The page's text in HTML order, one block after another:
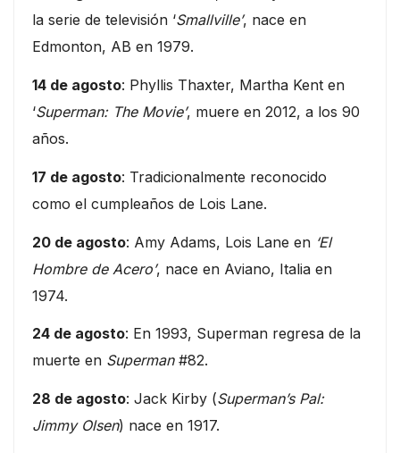
la serie de televisión ‘Smallville’, nace en
Edmonton, AB en 1979.
14 de agosto: Phyllis Thaxter, Martha Kent en
‘Superman: The Movie’, muere en 2012, a los 90
años.
17 de agosto: Tradicionalmente reconocido
como el cumpleaños de Lois Lane.
20 de agosto: Amy Adams, Lois Lane en ‘El
Hombre de Acero’, nace en Aviano, Italia en
1974.
24 de agosto: En 1993, Superman regresa de la
muerte en Superman#82.
28 de agosto: Jack Kirby (Superman’s Pal:
Jimmy Olsen) nace en 1917.